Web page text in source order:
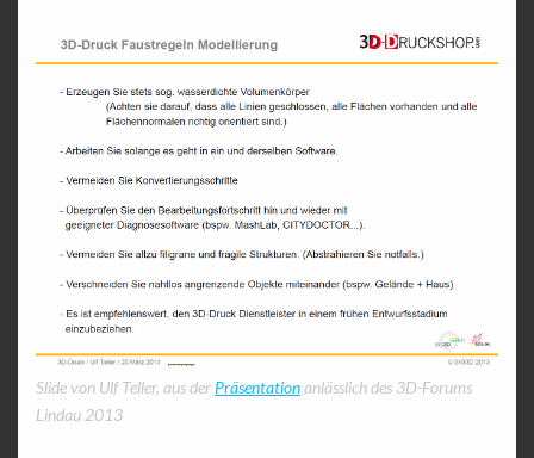
Slide von Ulf Teller, aus der Präsentationanlässlich des 3D-Forums
Lindau 2013